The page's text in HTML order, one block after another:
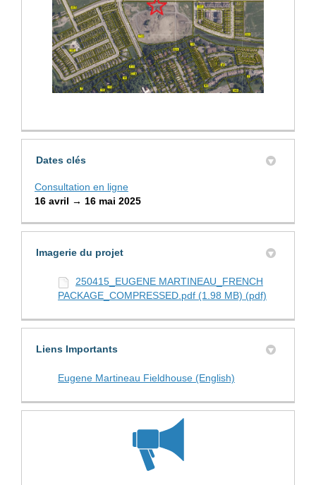
Dates clés
Consultation en ligne
16 avril → 16 mai 2025
Imagerie du projet
250415_EUGENE MARTINEAU_FRENCH
PACKAGE_COMPRESSED.pdf (1.98 MB) (pdf)
Liens Importants
Eugene Martineau Fieldhouse (English)